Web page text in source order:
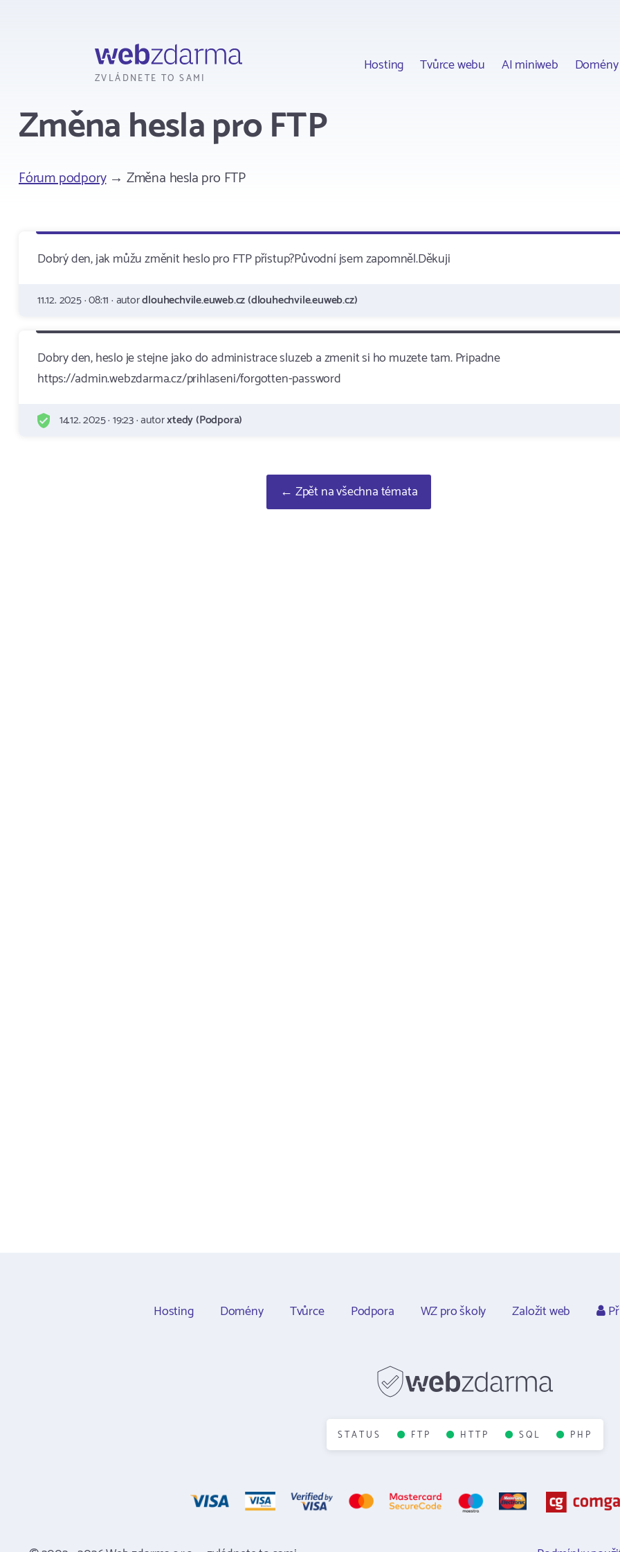
ZVLÁDNETE TO SAMI
Hosting Tvůrce webu AI miniweb Domény
Změna hesla pro FTP
Fórum podpory→ Změna hesla pro FTP
Dobrý den, jak můžu změnit heslo pro FTP přístup?Původní jsem zapomněl.Děkuji
11.12. 2025 · 08:11 · autordlouhechvile.euweb.cz (dlouhechvile.euweb.cz)
Dobry den, heslo je stejne jako do administrace sluzeb a zmenit si ho muzete tam. Pripadne
https://admin.webzdarma.cz/prihlaseni/forgotten-password
14.12. 2025 · 19:23 · autorxtedy (Podpora)
← Zpět na všechna témata
Hosting Domény Tvůrce Podpora WZ pro školy Založit web
STATUS FTP HTTP SQL PHP